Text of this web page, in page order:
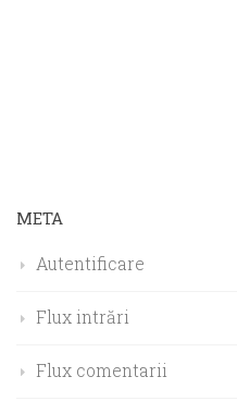
META
Autentificare
Flux intrări
Flux comentarii